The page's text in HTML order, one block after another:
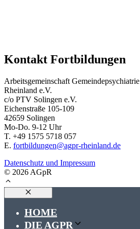
Kontakt Fortbildungen
Arbeitsgemeinschaft Gemeindepsychiatrie
Rheinland e.V.
c/o PTV Solingen e.V.
Eichenstraße 105-109
42659 Solingen
Mo-Do. 9-12 Uhr
T. +49 1575 5718 057
E. fortbildungen@agpr-rheinland.de
Datenschutz und Impressum
© 2026 AGpR
Close
HOME
DIE AGPR